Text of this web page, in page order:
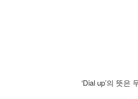
‘Dial up’의 뜻은